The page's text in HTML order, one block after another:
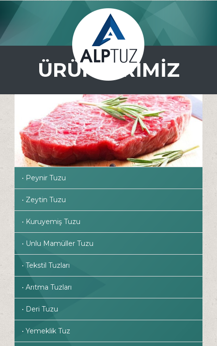
ÜRÜNLERİMİZ
• Peynir Tuzu
• Zeytin Tuzu
• Kuruyemiş Tuzu
• Unlu Mamüller Tuzu
• Tekstil Tuzları
• Arıtma Tuzları
• Deri Tuzu
• Yemeklik Tuz